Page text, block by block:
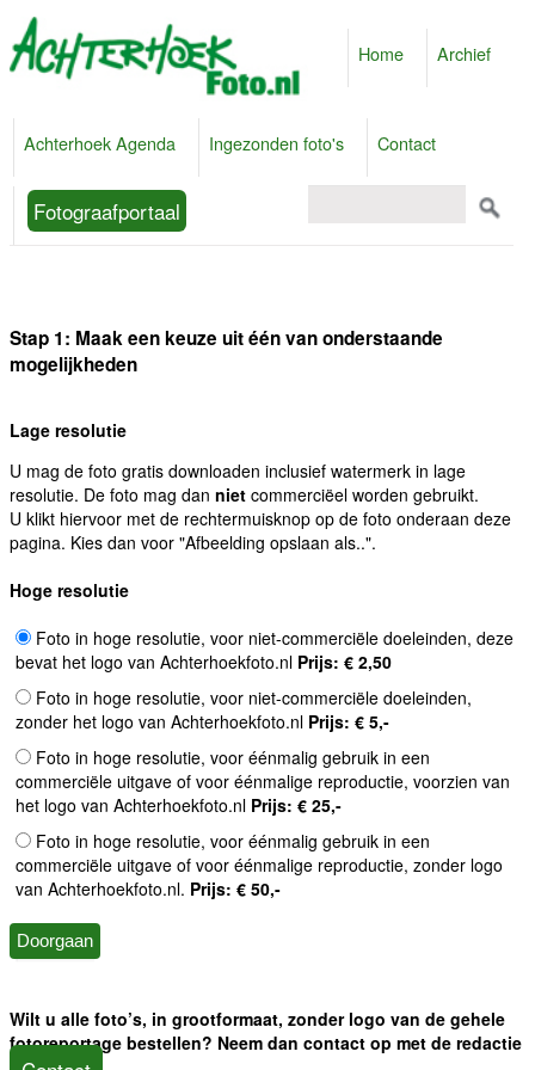
Home Archief
Achterhoek Agenda Ingezonden foto's Contact
Fotograafportaal
Stap 1: Maak een keuze uit één van onderstaande
mogelijkheden
Lage resolutie
U mag de foto gratis downloaden inclusief watermerk in lage
resolutie. De foto mag dan niet commerciëel worden gebruikt.
U klikt hiervoor met de rechtermuisknop op de foto onderaan deze
pagina. Kies dan voor "Afbeelding opslaan als..".
Hoge resolutie
Foto in hoge resolutie, voor niet-commerciële doeleinden, deze
bevat het logo van Achterhoekfoto.nl Prijs: € 2,50
Foto in hoge resolutie, voor niet-commerciële doeleinden,
zonder het logo van Achterhoekfoto.nl Prijs: € 5,-
Foto in hoge resolutie, voor éénmalig gebruik in een
commerciële uitgave of voor éénmalige reproductie, voorzien van
het logo van Achterhoekfoto.nl Prijs: € 25,-
Foto in hoge resolutie, voor éénmalig gebruik in een
commerciële uitgave of voor éénmalige reproductie, zonder logo
van Achterhoekfoto.nl. Prijs: € 50,-
Wilt u alle foto’s, in grootformaat, zonder logo van de gehele
fotoreportage bestellen? Neem dan contact op met de redactie